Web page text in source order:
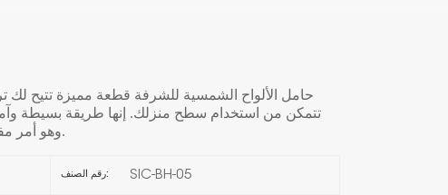
حامل الألواح الشمسية للشرفة قطعة مميزة تتيح لك
تتمكن من استخدام سطح منزلك. إنها طريقة بسيطة
وهو أمر مفيد للغاية إذا كنت تسكن في مدينة أو شقة.
رقم الصنف: SIC-BH-05